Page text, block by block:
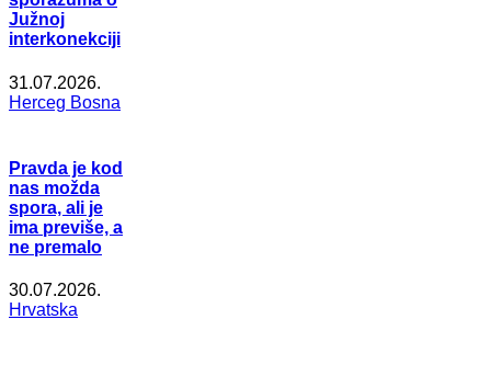
Južnoj
interkonekciji
31.07.2026.
Herceg Bosna
Pravda je kod
nas možda
spora, ali je
ima previše, a
ne premalo
30.07.2026.
Hrvatska